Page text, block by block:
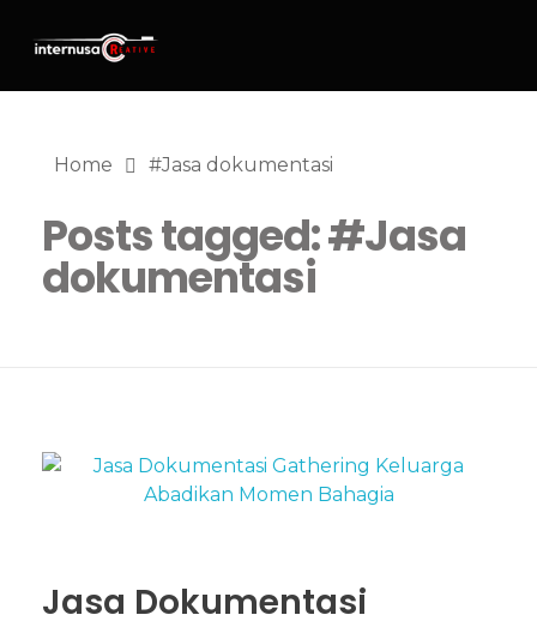
Home #Jasa dokumentasi
Posts tagged: #Jasa
dokumentasi
Jasa Dokumentasi